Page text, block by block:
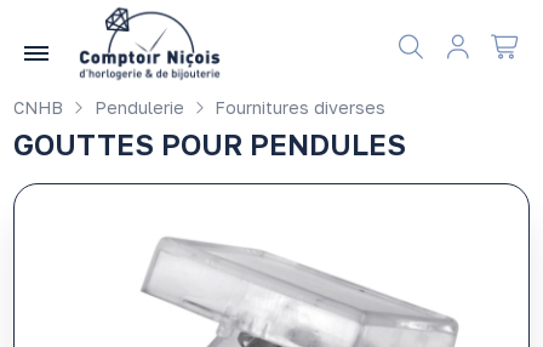
CNHB Pendulerie Fournitures diverses
GOUTTES POUR PENDULES
Gérer les préférences en matière de cookies